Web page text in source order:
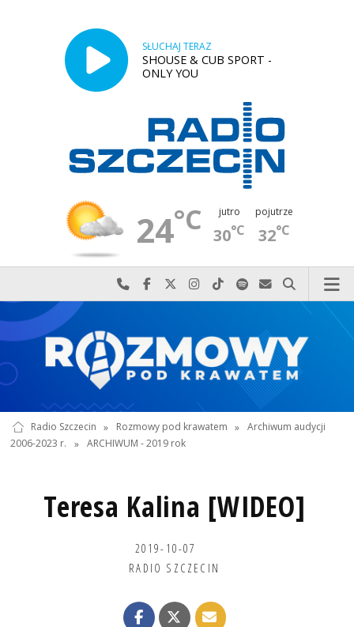
SŁUCHAJ TERAZ
SHOUSE & CUB SPORT -
ONLY YOU
24°C jutro
30°C
pojutrze
32°C
Najlepiej po prostu do nas zadzwoń
Odwiedź nas na Facebook-u
Odwiedź nas na X
Odwiedź nas na Instagram-ie
Odwiedź nas na TikTok-u
Szukaj nas na Spotify
Wyślij do nas
Szukaj
Radio Szczecin » Rozmowy pod krawatem » Archiwum audycji
2006-2023 r.
» ARCHIWUM - 2019 rok
Teresa Kalina [WIDEO]
2019-10-07
RADIO SZCZECIN